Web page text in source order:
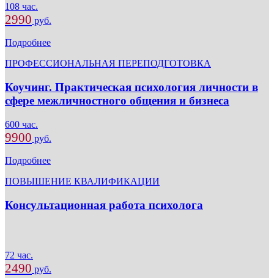
108 час.
2990 руб.
Подробнее
ПРОФЕССИОНАЛЬНАЯ ПЕРЕПОДГОТОВКА
Коучинг. Практическая психология личности в
сфере межличностного общения и бизнеса
600 час.
9900 руб.
Подробнее
ПОВЫШЕНИЕ КВАЛИФИКАЦИИ
Консультационная работа психолога
72 час.
2490 руб.